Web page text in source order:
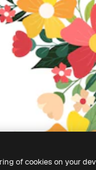
of cookies on your